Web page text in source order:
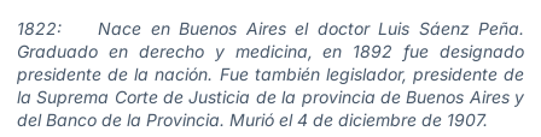
1822: Nace en Buenos Aires el doctor Luis Sáenz Peña.
Graduado en derecho y medicina, en 1892 fue designado
presidente de la nación. Fue también legislador, presidente de
la Suprema Corte de Justicia de la provincia de Buenos Aires y
del Banco de la Provincia. Murió el 4 de diciembre de 1907.